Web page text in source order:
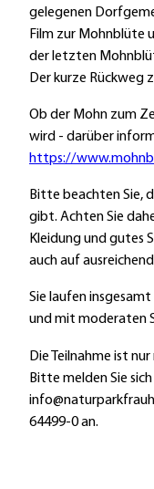
gelegenen
Film zur Mohnblüte
der letzten
Der kurze Rückweg
Ob der Mohn zum
wird - darüber
https://
Bitte beachten Sie,
gibt. Achten Sie
Kleidung und gutes
auch auf
Sie laufen
und mit moderaten
Die Teilnahme ist
Bitte melden Sie
64499-0 an.